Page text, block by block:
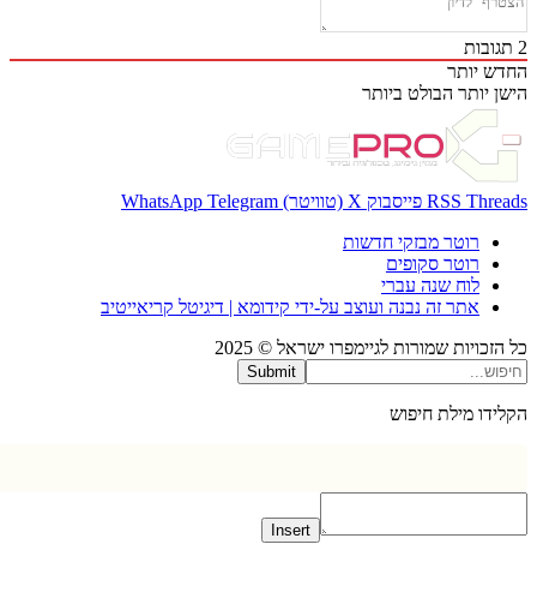
יותר
יותר הבולט ביותר
RSS פייסבוק X (טוויטר) WhatsApp Telegram
רוטר מבזקי חדשות
רוטר סקופים
לוח שנה עברי
אתר זה נבנה ועוצב על-ידי קידומא | דיגיטל קריאייטיב
שמורות לגיימפרו ישראל © 2025
Submit
מילת חיפוש
Insert